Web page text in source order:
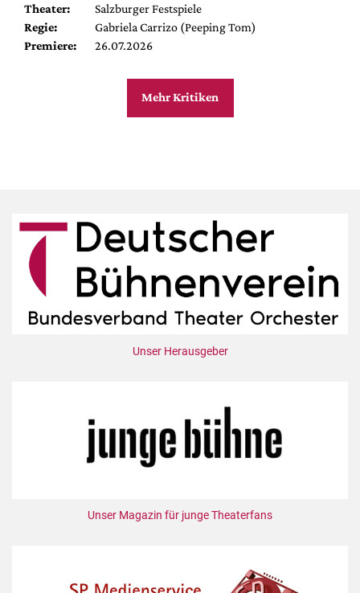
Theater:
Salzburger Festspiele
Regie:
Gabriela Carrizo (Peeping Tom)
Premiere:
26.07.2026
Mehr Kritiken
Unser Herausgeber
Unser Magazin für junge Theaterfans